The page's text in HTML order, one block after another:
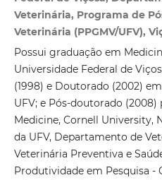
Veterinária, Programa de
Veterinária (PPGMV/UFV),
Possui graduação em
Universidade Federal de
(1998) e Doutorado (2002)
UFV; e Pós-doutorado
Medicine, Cornell University,
da UFV, Departamento de
Veterinária Preventiva e
Produtividade em Pesquisa -